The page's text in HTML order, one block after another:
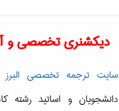
دیکشنری تخصصی و
سایت ترجمه تخصصی البرز
دانشجویان و اساتید رشته